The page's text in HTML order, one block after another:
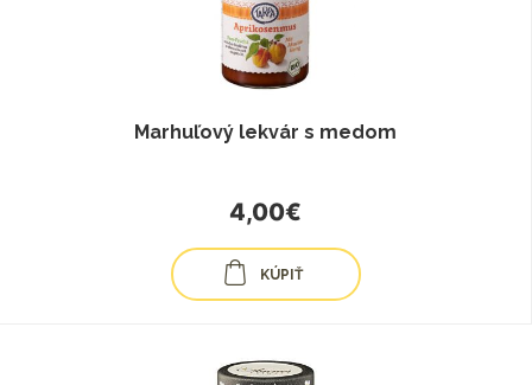
Marhuľový lekvár s medom
4,00€
KÚPIŤ